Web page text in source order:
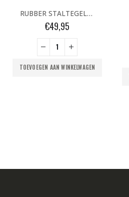
RUBBER STALTEGELS ZWART 100x100x3cm (ZONDER SCHIJNVOEG + NOP)
€49,95
TOEVOEGEN AAN WINKELWAGEN